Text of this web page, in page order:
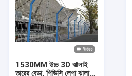
1530MM উচ্চ 3D ঝালাই
তারের বেড়া, পিভিসি লেপা ঝালাই